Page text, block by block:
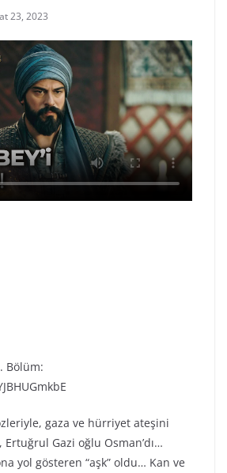
23, 2023
Bölüm:
gaza ve hürriyet ateşini
Ertuğrul Gazi oğlu Osman’dı…
yol gösteren “aşk” oldu… Kan ve